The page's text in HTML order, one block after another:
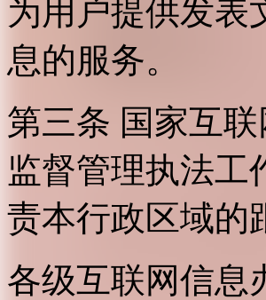
为用户提供发表
息的服务。
第三条 国家互
监督管理执法工
责本行政区域的
各级互联网信息